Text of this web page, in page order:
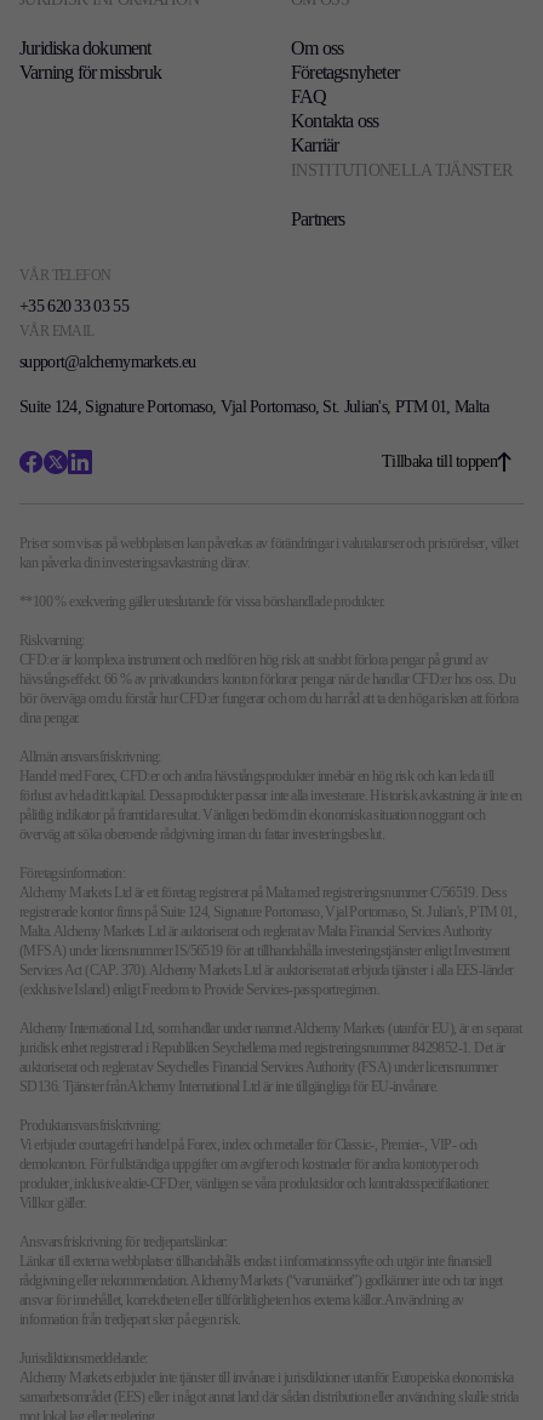
VÅR TELEFON
+35 620 33 03 55
VÅR EMAIL
support@alchemymarkets.eu
Juridiska dokument
Varning för missbruk
Om oss
Företagsnyheter
FAQ
Kontakta oss
Karriär
INSTITUTIONELLA TJÄNSTER
Partners
Suite 124, Signature Portomaso, Vjal Portomaso, St. Julian's, PTM 01, Malta
Tillbaka till toppen
Priser som visas på webbplatsen kan påverkas av förändringar i valutakurser och prisrörelser, vilket
kan påverka din investeringsavkastning därav.
**100 % exekvering gäller uteslutande för vissa börshandlade produkter.
Riskvarning:
CFD:er är komplexa instrument och medför en hög risk att snabbt förlora pengar på grund av
hävstångseffekt. 66 % av privatkunders konton förlorar pengar när de handlar CFD:er hos oss. Du
bör överväga om du förstår hur CFD:er fungerar och om du har råd att ta den höga risken att förlora
dina pengar.
Allmän ansvarsfriskrivning:
Handel med Forex, CFD:er och andra hävstångsprodukter innebär en hög risk och kan leda till
förlust av hela ditt kapital. Dessa produkter passar inte alla investerare. Historisk avkastning är inte en
pålitlig indikator på framtida resultat. Vänligen bedöm din ekonomiska situation noggrant och
överväg att söka oberoende rådgivning innan du fattar investeringsbeslut.
Företagsinformation:
Alchemy Markets Ltd är ett företag registrerat på Malta med registreringsnummer C/56519. Dess
registrerade kontor finns på Suite 124, Signature Portomaso, Vjal Portomaso, St. Julian's, PTM 01,
Malta. Alchemy Markets Ltd är auktoriserat och reglerat av Malta Financial Services Authority
(MFSA) under licensnummer IS/56519 för att tillhandahålla investeringstjänster enligt Investment
Services Act (CAP. 370). Alchemy Markets Ltd är auktoriserat att erbjuda tjänster i alla EES-länder
(exklusive Island) enligt Freedom to Provide Services-passportregimen.
Alchemy International Ltd, som handlar under namnet Alchemy Markets (utanför EU), är en separat
juridisk enhet registrerad i Republiken Seychellerna med registreringsnummer 8429852-1. Det är
auktoriserat och reglerat av Seychelles Financial Services Authority (FSA) under licensnummer
SD136. Tjänster från Alchemy International Ltd är inte tillgängliga för EU-invånare.
Produktansvarsfriskrivning:
Vi erbjuder courtagefri handel på Forex, index och metaller för Classic-, Premier-, VIP- och
demokonton. För fullständiga uppgifter om avgifter och kostnader för andra kontotyper och
produkter, inklusive aktie-CFD:er, vänligen se våra produktsidor och kontraktsspecifikationer.
Villkor gäller.
Ansvarsfriskrivning för tredjepartslänkar:
Länkar till externa webbplatser tillhandahålls endast i informationssyfte och utgör inte finansiell
rådgivning eller rekommendation. Alchemy Markets (“varumärket”) godkänner inte och tar inget
ansvar för innehållet, korrektheten eller tillförlitligheten hos externa källor. Användning av
information från tredjepart sker på egen risk.
Jurisdiktionsmeddelande:
Alchemy Markets erbjuder inte tjänster till invånare i jurisdiktioner utanför Europeiska ekonomiska
samarbetsområdet (EES) eller i något annat land där sådan distribution eller användning skulle strida